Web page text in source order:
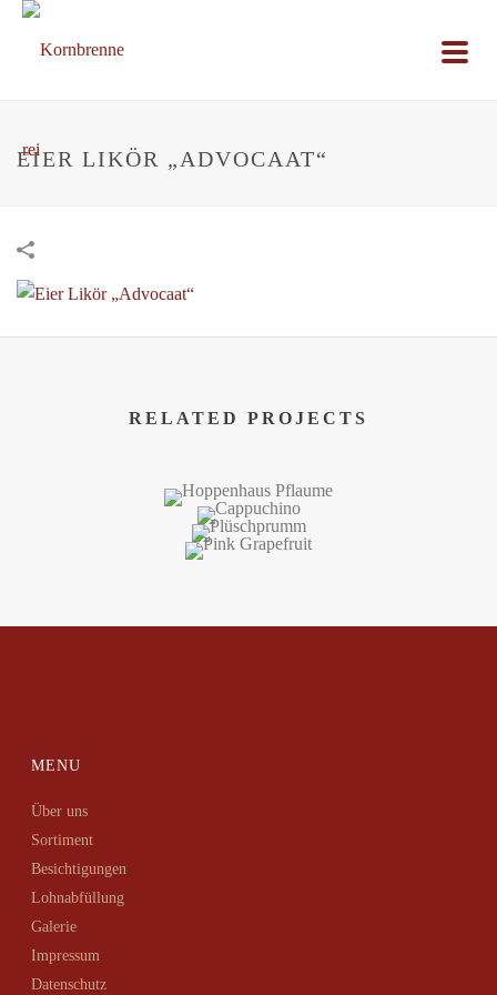
EIER LIKÖR „ADVOCAAT“
RELATED PROJECTS
MENU
Über uns
Sortiment
Besichtigungen
Lohnabfüllung
Galerie
Impressum
Datenschutz